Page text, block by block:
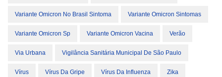
Variante Omicron No Brasil Sintoma Variante Omicron Sintomas
Variante Omicron Sp Variante Omicron Vacina Verão
Via Urbana Vigilância Sanitária Municipal De São Paulo
Vírus Vírus Da Gripe Vírus Da Influenza Zika